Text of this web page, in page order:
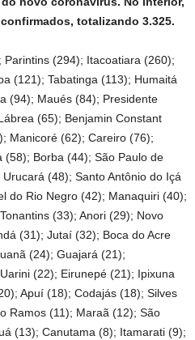
totalizando 3.325.
(294); Itacoatiara (260);
(121); Tabatinga (113); Humaitá
(94); Maués (84); Presidente
(65); Benjamin Constant
Manicoré (62); Careiro (76);
(58); Borba (44); São Paulo de
(48); Santo Antônio do Içá
do Rio Negro (42); Manaquiri (40);
(33); Anori (29); Novo
(31); Jutaí (32); Boca do Acre
(24); Guajará (21);
(22); Eirunepé (21); Ipixuna
Apuí (18); Codajás (18); Silves
Ramos (11); Maraã (12); São
(13); Canutama (8); Itamarati (9);